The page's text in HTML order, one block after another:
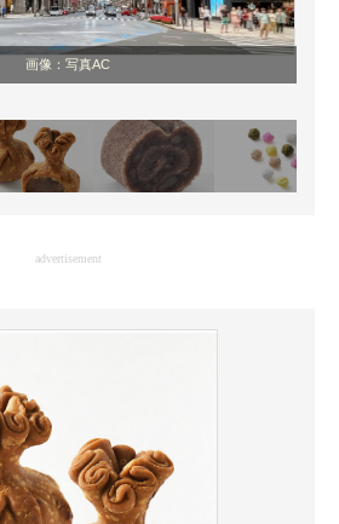
ニティ
かる
イト
を支援
イト
サイト
画像：写真AC
advertisement